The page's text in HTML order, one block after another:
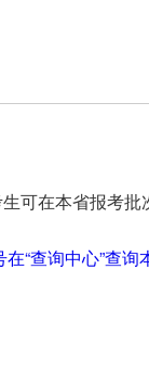
在本省报考批
“查询中心”查询